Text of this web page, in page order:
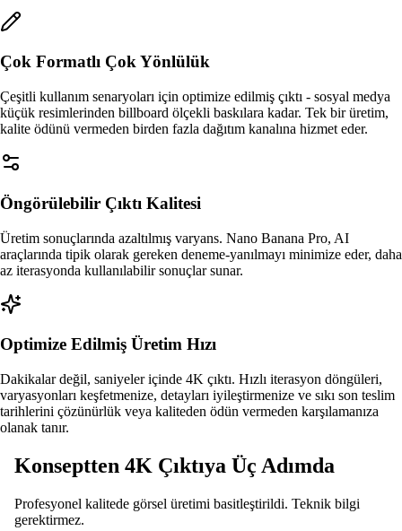
Çok Formatlı Çok Yönlülük
Çeşitli kullanım senaryoları için optimize edilmiş çıktı - sosyal medya
küçük resimlerinden billboard ölçekli baskılara kadar. Tek bir üretim,
kalite ödünü vermeden birden fazla dağıtım kanalına hizmet eder.
Öngörülebilir Çıktı Kalitesi
Üretim sonuçlarında azaltılmış varyans. Nano Banana Pro, AI
araçlarında tipik olarak gereken deneme-yanılmayı minimize eder, daha
az iterasyonda kullanılabilir sonuçlar sunar.
Optimize Edilmiş Üretim Hızı
Dakikalar değil, saniyeler içinde 4K çıktı. Hızlı iterasyon döngüleri,
varyasyonları keşfetmenize, detayları iyileştirmenize ve sıkı son teslim
tarihlerini çözünürlük veya kaliteden ödün vermeden karşılamanıza
olanak tanır.
Konseptten 4K Çıktıya Üç Adımda
Profesyonel kalitede görsel üretimi basitleştirildi. Teknik bilgi
gerektirmez.